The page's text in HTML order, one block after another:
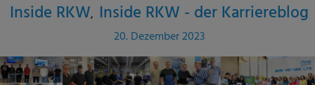
Categories
Inside RKW Inside RKW - der Karriereblog
20. Dezember 2023